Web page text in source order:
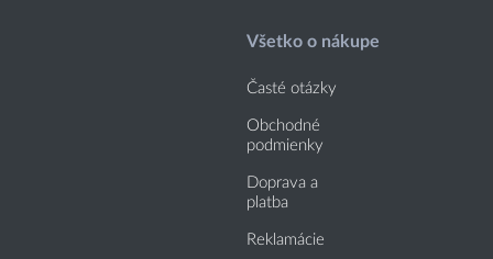
Všetko o nákupe
Časté otázky
Obchodné
podmienky
Doprava a
platba
Reklamácie